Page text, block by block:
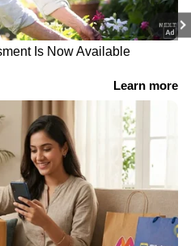
NEXT